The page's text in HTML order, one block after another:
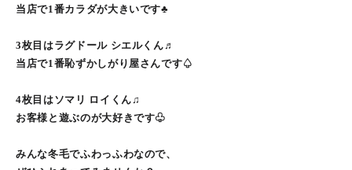
当店で1番カラダが大きいです♣︎
3枚目はラグドール シエルくん♬
当店で1番恥ずかしがり屋さんです♤
4枚目はソマリ ロイくん♫
お客様と遊ぶのが大好きです♧
みんな冬毛でふわっふわなので、